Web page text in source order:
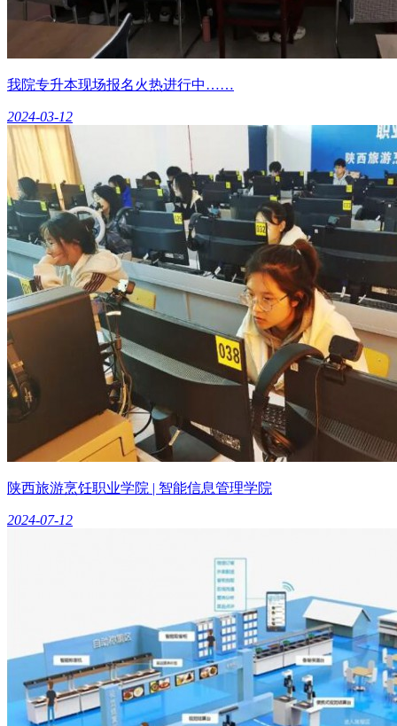
我院专升本现场报名火热进行中……
2024-03-12
陕西旅游烹饪职业学院 | 智能信息管理学院
2024-07-12